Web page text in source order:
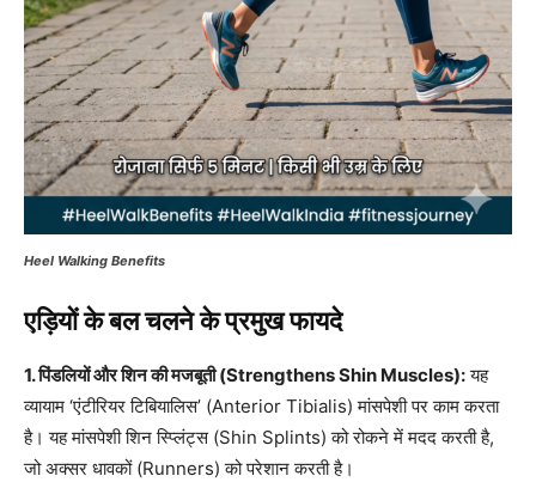
Heel Walking Benefits
एड़ियों के बल चलने के प्रमुख फायदे
1. पिंडलियों और शिन की मजबूती (Strengthens Shin Muscles):यह
व्यायाम ‘एंटीरियर टिबियालिस’ (Anterior Tibialis) मांसपेशी पर काम करता
है। यह मांसपेशी शिन स्प्लिंट्स (Shin Splints) को रोकने में मदद करती है,
जो अक्सर धावकों (Runners) को परेशान करती है।